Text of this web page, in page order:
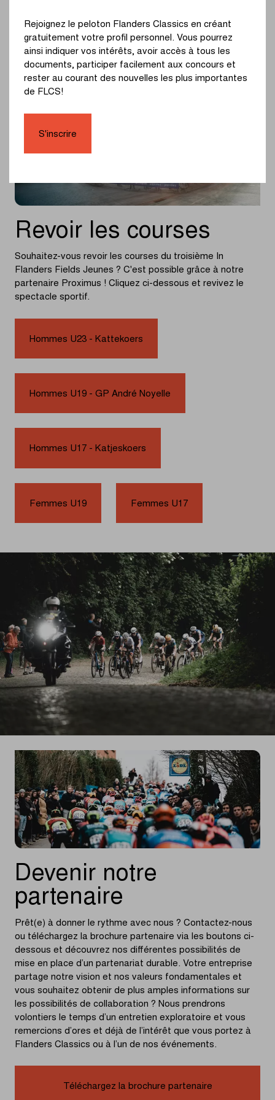
Revoir les courses
Souhaitez-vous revoir les courses du troisième In
Flanders Fields Jeunes ? C'est possible grâce à notre
partenaire Proximus ! Cliquez ci-dessous et revivez le
spectacle sportif.
Hommes U23 - Kattekoers
Hommes U19 - GP André Noyelle
Hommes U17 - Katjeskoers
Femmes U19 Femmes U17
Devenir notre
partenaire
Prêt(e) à donner le rythme avec nous ? Contactez-nous
ou téléchargez la brochure partenaire via les boutons ci-
dessous et découvrez nos différentes possibilités de
mise en place d’un partenariat durable. Votre entreprise
partage notre vision et nos valeurs fondamentales et
vous souhaitez obtenir de plus amples informations sur
les possibilités de collaboration ? Nous prendrons
volontiers le temps d’un entretien exploratoire et vous
remercions d’ores et déjà de l’intérêt que vous portez à
Flanders Classics ou à l’un de nos événements.
Téléchargez la brochure partenaire
Rejoignez le peloton Flanders Classics en créant
gratuitement votre profil personnel. Vous pourrez
ainsi indiquer vos intérêts, avoir accès à tous les
documents, participer facilement aux concours et
rester au courant des nouvelles les plus importantes
de FLCS!
S'inscrire